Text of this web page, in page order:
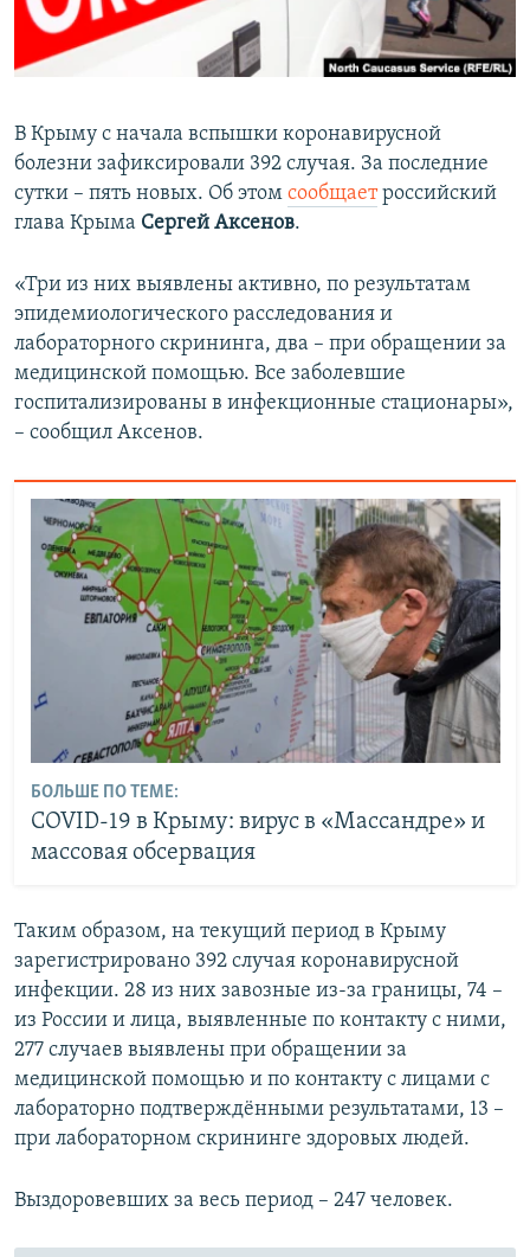
ПОБЕДИТЕЛЕЙ НЕ СУДЯТ?
КРЫМ.НЕПОКОРЕННЫЙ
УКРАИНСКАЯ ПРОБЛЕМА КРЫМА
ПРИСОЕДИНЯЙТЕСЬ!
Все сайты RFE/RL
В Крыму с начала вспышки коронавирусной
болезни зафиксировали 392 случая. За последние
сутки – пять новых. Об этом сообщаетроссийский
глава Крыма Сергей Аксенов.
«Три из них выявлены активно, по результатам
эпидемиологического расследования и
лабораторного скрининга, два – при обращении за
медицинской помощью. Все заболевшие
госпитализированы в инфекционные стационары»,
– сообщил Аксенов.
БОЛЬШЕ ПО ТЕМЕ:
COVID-19 в Крыму: вирус в «Массандре» и
массовая обсервация
Таким образом, на текущий период в Крыму
зарегистрировано 392 случая коронавирусной
инфекции. 28 из них завозные из-за границы, 74 –
из России и лица, выявленные по контакту с ними,
277 случаев выявлены при обращении за
медицинской помощью и по контакту с лицами с
лабораторно подтверждёнными результатами, 13 –
при лабораторном скрининге здоровых людей.
Выздоровевших за весь период – 247 человек.